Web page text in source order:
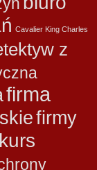
Cavalier King Charles
z
firma
firmy
kurs